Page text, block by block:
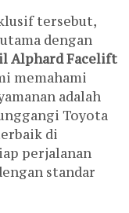
tersebut,
dengan
Alphard Facelift
memahami
adalah
Toyota
di
perjalanan
standar